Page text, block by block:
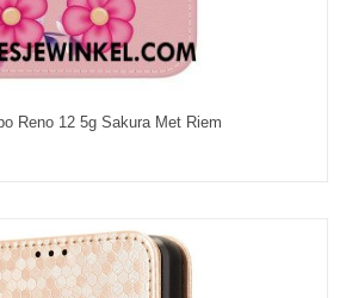
Reno 12 5g Sakura Met Riem